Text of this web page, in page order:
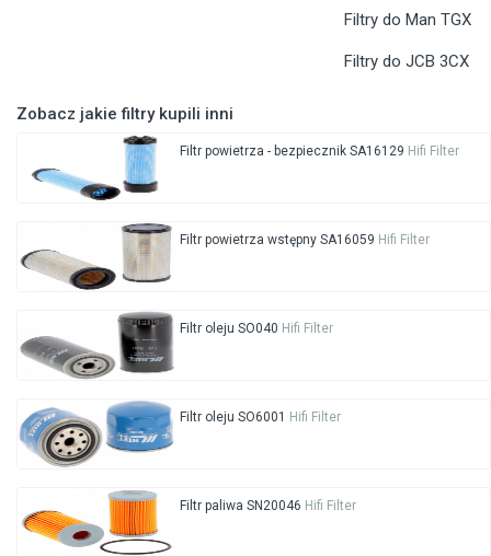
Filtry do Man TGX
Filtry do JCB 3CX
Zobacz jakie filtry kupili inni
Filtr powietrza - bezpiecznik SA16129 Hifi Filter
Filtr powietrza wstępny SA16059 Hifi Filter
Filtr oleju SO040 Hifi Filter
Filtr oleju SO6001 Hifi Filter
Filtr paliwa SN20046 Hifi Filter